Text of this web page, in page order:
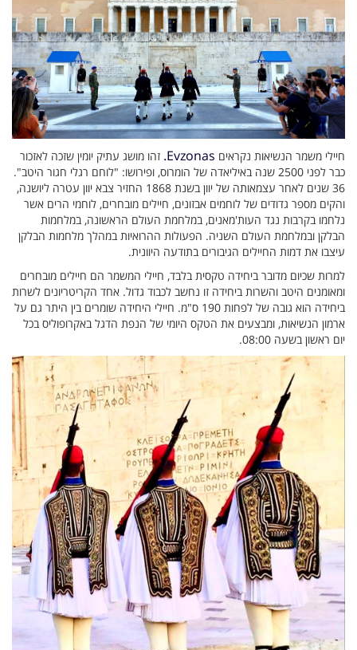
חיילי משמר הנשיאות נקראים Evzonas. זהו מושג עתיק יומין שזכה לאזכור
כבר לפני 2500 שנה באיליאדה של הומרוס, ופירושו: "לוחם רגלי חגור היטב".
36 שנים לאחר עצמאותה של יוון בשנת 1868 החזיר צבא יוון עטרה ליושנה,
והקים מספר גדודים של לוחמים אבזונים, חיילים מובחרים, לוחמי הרים אשר
נלחמו בקרבות נגד העות'מאנים, במלחמת העולם הראשונה, במלחמות
הבלקן ובמלחמת העולם השניה. הפעולות ההרואיות במהלך מלחמות הבלקן
עיצבו את דמות החיילים הגיבורים בתודעה היוונית.
למרות שכיום מדובר ביחידה טקסית בלבד, חיילי המשמר הם חיילים מובחרים
ומאומנים היטב והשרות ביחידה זו נחשב לכבוד גדול. אחד הקריטריונים לשרות
ביחידה הוא גובה של לפחות 190 ס"מ. חיילי היחידה שומרים בין היתר גם על
ארמון הנשיאות, ומבצעים את הטקס היומי של הנפת הדגל באקרופוליס בכל
יום ראשון בשעה 08:00.